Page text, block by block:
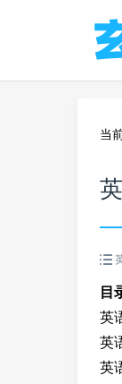
当
目
英
英
英